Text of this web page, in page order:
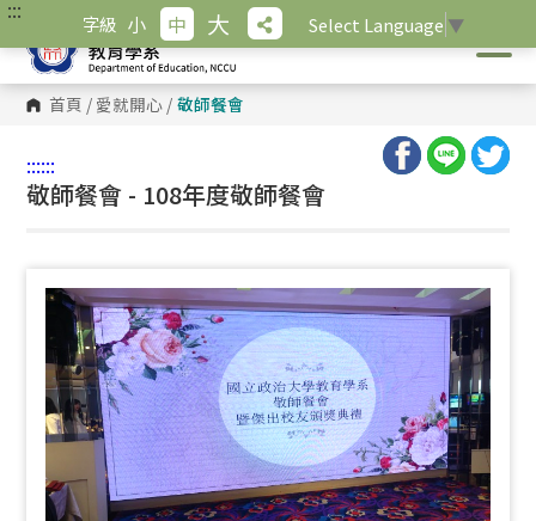
跳
主
內
容
::: 字級 小 中 大 Select Language ▼
首頁 / 愛就開心 / 敬師餐會
::::::
敬師餐會 - 108年度敬師餐會